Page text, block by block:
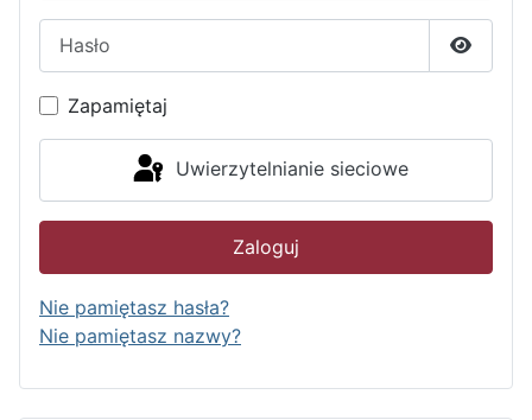
Pokaż
Zapamiętaj
Uwierzytelnianie sieciowe
Zaloguj
Nie pamiętasz hasła?
Nie pamiętasz nazwy?